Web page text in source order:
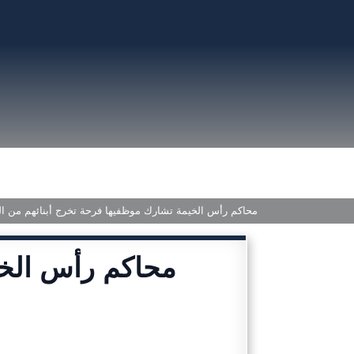
محاكم رأس الخيمة تشارك موظفيها فرحة تخرج أبنائهم من
محاكم رأس